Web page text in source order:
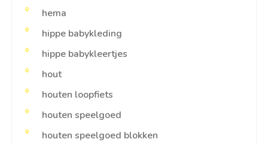
hema
hippe babykleding
hippe babykleertjes
hout
houten loopfiets
houten speelgoed
houten speelgoed blokken